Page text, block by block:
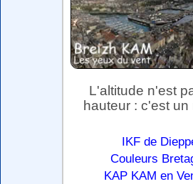
L'altitude n'est
hauteur : c'est un
IKF de
Couleurs
KAP KAM en